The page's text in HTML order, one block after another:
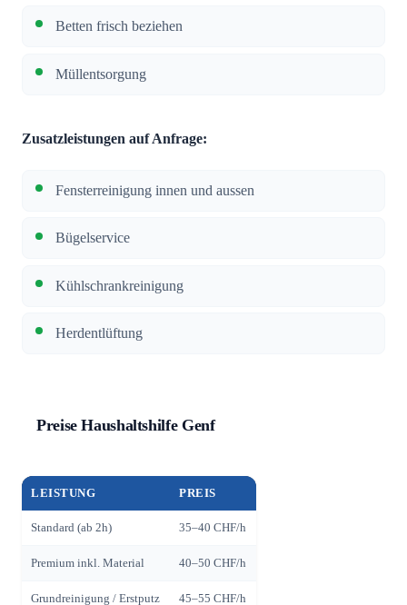
Betten frisch beziehen
Müllentsorgung
Zusatzleistungen auf Anfrage:
Fensterreinigung innen und aussen
Bügelservice
Kühlschrankreinigung
Herdentlüftung
Preise Haushaltshilfe Genf
LEISTUNG PREIS
Standard (ab 2h) 35–40 CHF/h
Premium inkl. Material 40–50 CHF/h
Grundreinigung / Erstputz 45–55 CHF/h